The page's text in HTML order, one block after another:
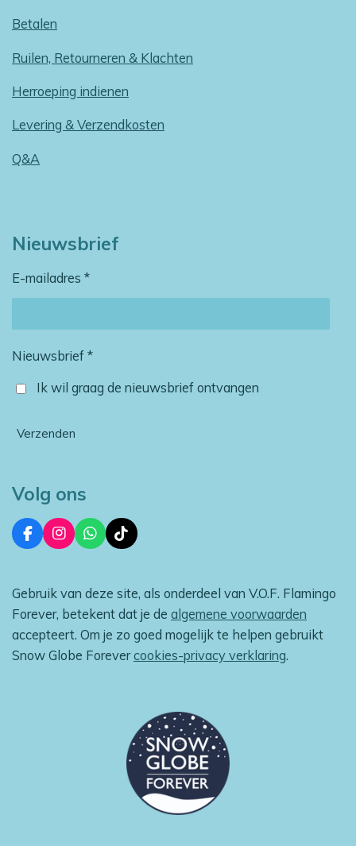
Betalen
Ruilen, Retourneren & Klachten
Herroeping indienen
Levering & Verzendkosten
Q&A
Nieuwsbrief
E-mailadres *
Nieuwsbrief *
Ik wil graag de nieuwsbrief ontvangen
Verzenden
Volg ons
F
a
b
o
k
I
n
a
g
r
a
m
W
h
s
A
p
T
i
o
k
Gebruik van deze site, als onderdeel van V.O.F. Flamingo
Forever, betekent dat je de algemene voorwaarden
accepteert. Om je zo goed mogelijk te helpen gebruikt
Snow Globe Forevercookies-privacy verklaring.